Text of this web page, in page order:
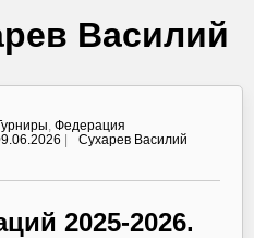
Василий
, Федерация
| Сухарев Василий
2025-2026.